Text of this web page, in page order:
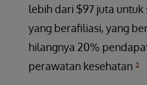
lebih dari $97 juta
yang berafiliasi, yang
hilangnya 20%
perawatan kesehatan ²